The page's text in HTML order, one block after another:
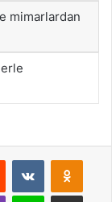
mimarlardan
Reddit VKontakte
Viber Line E-Posta ile